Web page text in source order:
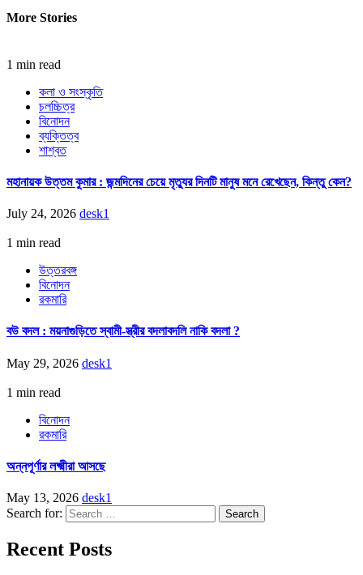
More Stories
1 min read
কলা ও সংস্কৃতি
চলচ্চিত্র
বিনোদন
ব্যক্তিত্ব
শাশ্বত
মহানায়ক উত্তম কুমার : জন্মদিনের চেয়ে মৃত্যুর দিনটি মানুষ মনে রেখেছেন, কিন্তু কেন?
July 24, 2026 desk1
1 min read
উত্তরবঙ্গ
বিনোদন
রকমারি
বউ বদল : ময়নাগুড়িতে স্বামী-স্ত্রীর বদলাবদলি নাকি বদলা ?
May 29, 2026 desk1
1 min read
বিনোদন
রকমারি
অন্নপূর্ণার লক্ষ্মীরা আসছে
May 13, 2026 desk1
Search for:
Recent Posts